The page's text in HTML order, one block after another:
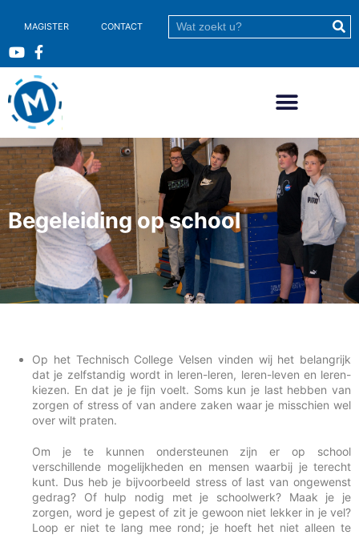
MAGISTER CONTACT
Begeleiding op school​
Op het Technisch College Velsen vinden wij het belangrijk
dat je zelfstandig wordt in leren-leren, leren-leven en leren-
kiezen. En dat je je fijn voelt. Soms kun je last hebben van
zorgen of stress of van andere zaken waar je misschien wel
over wilt praten.
Om je te kunnen ondersteunen zijn er op school
verschillende mogelijkheden en mensen waarbij je terecht
kunt. Dus heb je bijvoorbeeld stress of last van ongewenst
gedrag? Of hulp nodig met je schoolwerk? Maak je je
zorgen, word je gepest of zit je gewoon niet lekker in je vel?
Loop er niet te lang mee rond; je hoeft het niet alleen te